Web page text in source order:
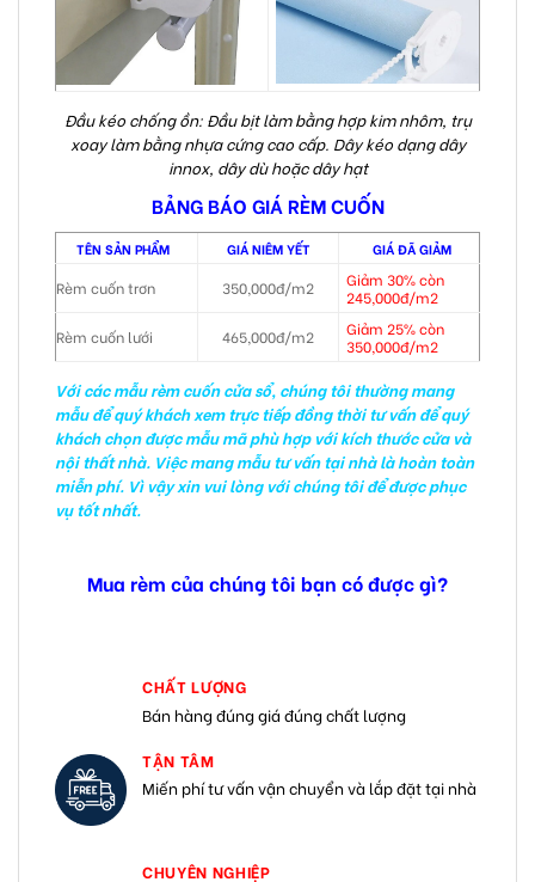
Đầu kéo chống ồn: Đầu bịt làm bằng hợp kim nhôm, trụ
xoay làm bằng nhựa cứng cao cấp. Dây kéo dạng dây
innox, dây dù hoặc dây hạt
BẢNG BÁO GIÁ RÈM CUỐN
TÊN SẢN PHẨM GIÁ NIÊM YẾT GIÁ ĐÃ GIẢM
Rèm cuốn trơn 350,000đ/m2
Giảm 30% còn
245,000đ/m2
Rèm cuốn lưới
465,000đ/m2
Giảm 25% còn
350,000đ/m2
Với các mẫu rèm cuốn cửa sổ, chúng tôi thường mang
mẫu để quý khách xem trực tiếp đồng thời tư vấn để quý
khách chọn được mẫu mã phù hợp với kích thước cửa và
nội thất nhà. Việc mang mẫu tư vấn tại nhà là hoàn toàn
miễn phí. Vì vậy xin vui lòng với chúng tôi để được phục
vụ tốt nhất.
Mua rèm của chúng tôi bạn có được gì?
CHẤT LƯỢNG
Bán hàng đúng giá đúng chất lượng
TẬN TÂM
Miến phí tư vấn vận chuyển và lắp đặt tại nhà
CHUYÊN NGHIỆP